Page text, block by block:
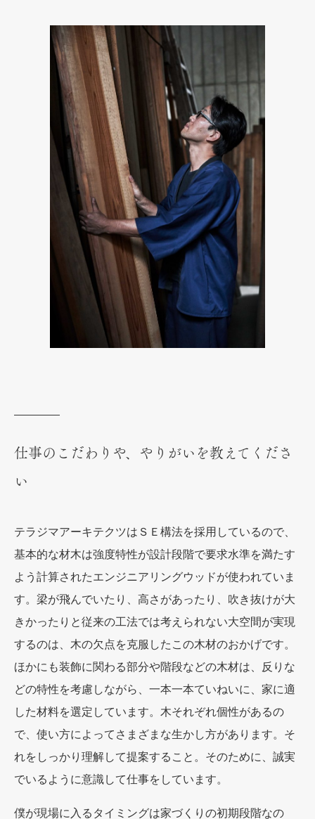
仕事のこだわりや、やりがいを教えてくださ
い
テラジマアーキテクツはＳＥ構法を採用しているので、
基本的な材木は強度特性が設計段階で要求水準を満たす
よう計算されたエンジニアリングウッドが使われていま
す。梁が飛んでいたり、高さがあったり、吹き抜けが大
きかったりと従来の工法では考えられない大空間が実現
するのは、木の欠点を克服したこの木材のおかげです。
ほかにも装飾に関わる部分や階段などの木材は、反りな
どの特性を考慮しながら、一本一本ていねいに、家に適
した材料を選定しています。木それぞれ個性があるの
で、使い方によってさまざまな生かし方があります。そ
れをしっかり理解して提案すること。そのために、誠実
でいるように意識して仕事をしています。
僕が現場に入るタイミングは家づくりの初期段階なの